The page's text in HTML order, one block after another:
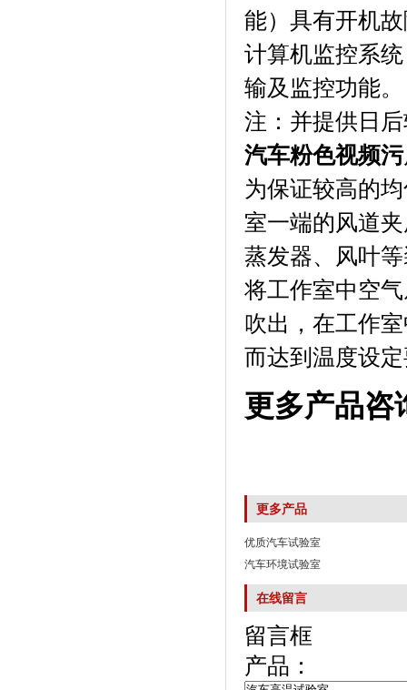
能）具有开机故障
计算机监控系统
输及监控功能。
注：并提供
汽车粉色视频污
为保证较高的均
室一端的风道夹层
蒸发器、风叶
将工作室中空气
吹出，在工
而达到温度设定要
更多产品咨
更多产品
优质汽车试验室
汽车环境试验室
在线留言
留言框
产品：